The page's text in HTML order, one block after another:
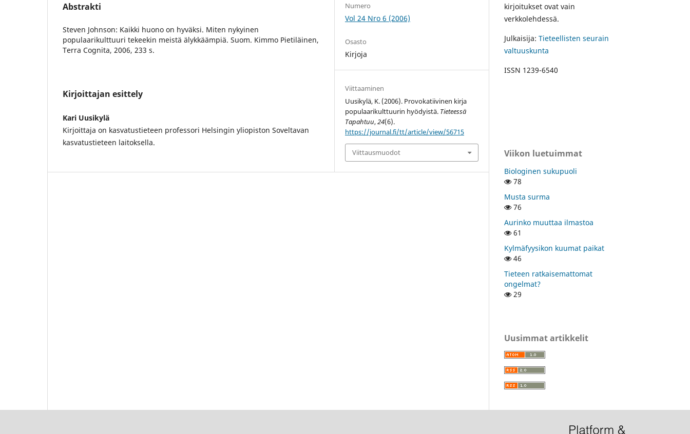
Abstrakti
Steven Johnson: Kaikki huono on hyväksi. Miten nykyinen
populaarikulttuuri tekeekin meistä älykkäämpiä. Suom. Kimmo Pietiläinen,
Terra Cognita, 2006, 233 s.
Kirjoittajan esittely
Kari Uusikylä
Kirjoittaja on kasvatustieteen professori Helsingin yliopiston Soveltavan
kasvatustieteen laitoksella.
Numero
Vol 24 Nro 6 (2006)
Osasto
Kirjoja
Viittaaminen
Uusikylä, K. (2006). Provokatiivinen kirja
populaarikulttuurin hyödyistä. Tieteessä
Tapahtuu,24(6).
https://journal.fi/tt/article/view/56715
Viittausmuodot
kirjoitukset ovat vain
verkkolehdessä.
Julkaisija: Tieteellisten seurain
valtuuskunta
ISSN 1239-6540
Viikon luetuimmat
Biologinen sukupuoli
78
Musta surma
76
Aurinko muuttaa ilmastoa
61
Kylmäfyysikon kuumat paikat
46
Tieteen ratkaisemattomat
ongelmat?
29
Uusimmat artikkelit